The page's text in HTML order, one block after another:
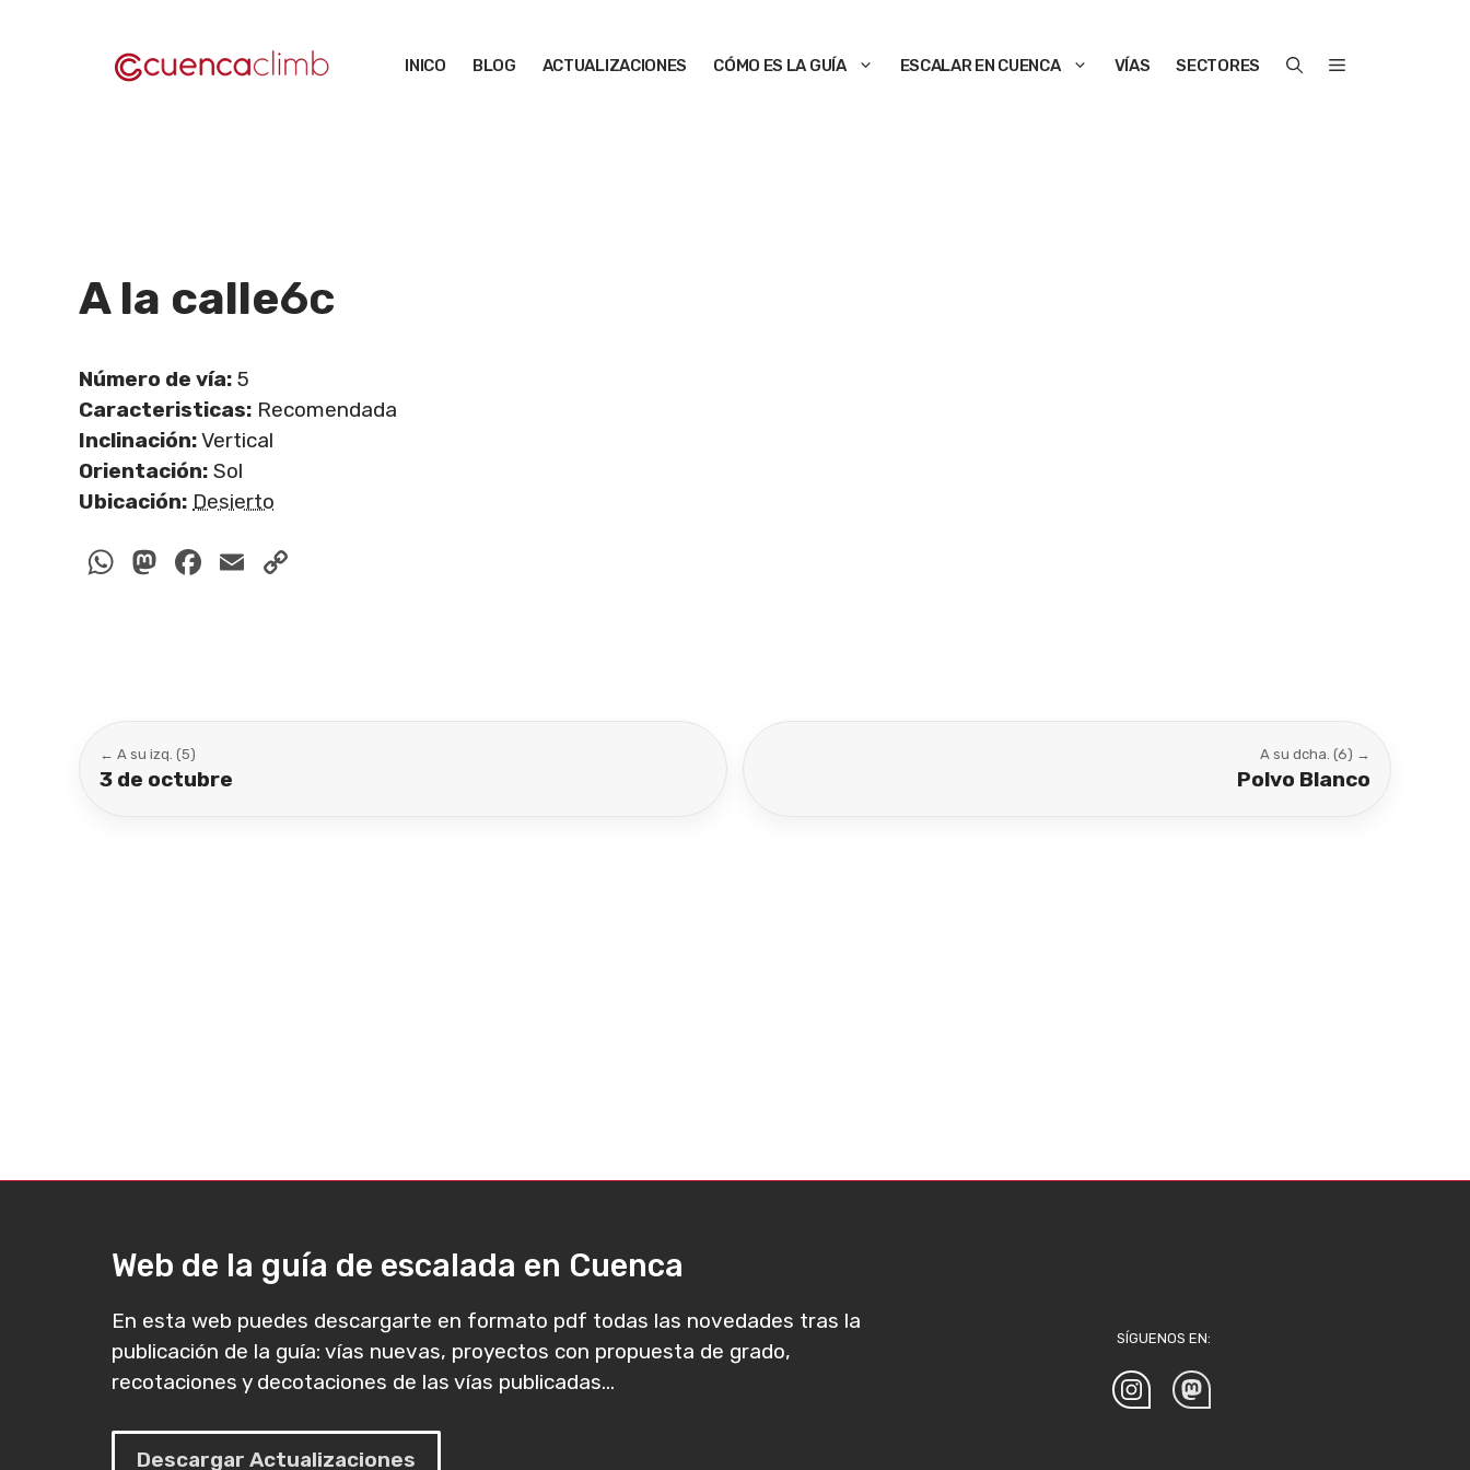
INICO BLOG ACTUALIZACIONES CÓMO ES LA GUÍA ESCALAR EN CUENCA VÍAS SECTORES
A la calle6c
Número de vía: 5
Caracteristicas: Recomendada
Inclinación:Vertical
Orientación: Sol
Ubicación: Desierto
WhatsApp
Mastodon
Facebook
Email
← A su izq. (5)
3 de octubre
A su dcha. (6) →
Polvo Blanco
Web de la guía de escalada en Cuenca
En esta web puedes descargarte en formato pdf todas las novedades tras la
publicación de la guía: vías nuevas, proyectos con propuesta de grado,
recotaciones y decotaciones de las vías publicadas...
Descargar Actualizaciones
SÍGUENOS EN: